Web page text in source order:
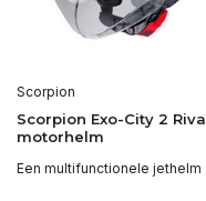
Scorpion
Scorpion Exo-City 2 Riva
motorhelm
Een multifunctionele jethelm